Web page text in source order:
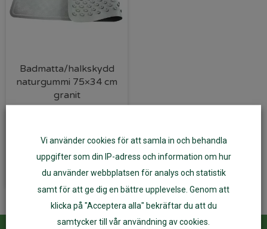
Badmatta/halkskydd
naturgummi 75×34 cm
granit
Lägg till i varukorg
Vi använder cookies för att samla in och behandla
uppgifter som din IP-adress och information om hur
du använder webbplatsen för analys och statistik
samt för att ge dig en bättre upplevelse. Genom att
klicka på "Acceptera alla" bekräftar du att du
samtycker till vår användning av cookies.